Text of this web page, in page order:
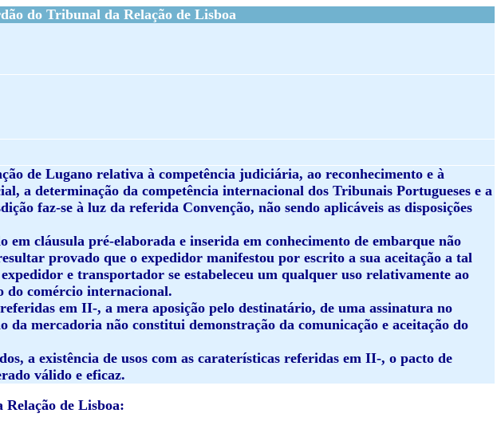
do Tribunal da Relação de Lisboa
de Lugano relativa à competência judiciária, ao reconhecimento e à
a determinação da competência internacional dos Tribunais Portugueses e a
faz-se à luz da referida Convenção, não sendo aplicáveis as disposições
cláusula pré-elaborada e inserida em conhecimento de embarque não
provado que o expedidor manifestou por escrito a sua aceitação a tal
e transportador se estabeleceu um qualquer uso relativamente ao
do comércio internacional.
em II-, a mera aposição pelo destinatário, de uma assinatura no
da mercadoria não constitui demonstração da comunicação e aceitação do
a existência de usos com as caraterísticas referidas em II-, o pacto de
válido e eficaz.
Relação de Lisboa: